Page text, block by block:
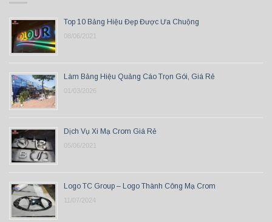
Top 10 Bảng Hiệu Đẹp Được Ưa Chuộng
08/06/2021
Làm Bảng Hiệu Quảng Cáo Trọn Gói, Giá Rẻ
01/03/2026
Dịch Vụ Xi Mạ Crom Giá Rẻ
05/06/2021
Logo TC Group – Logo Thành Công Mạ Crom
11/07/2024